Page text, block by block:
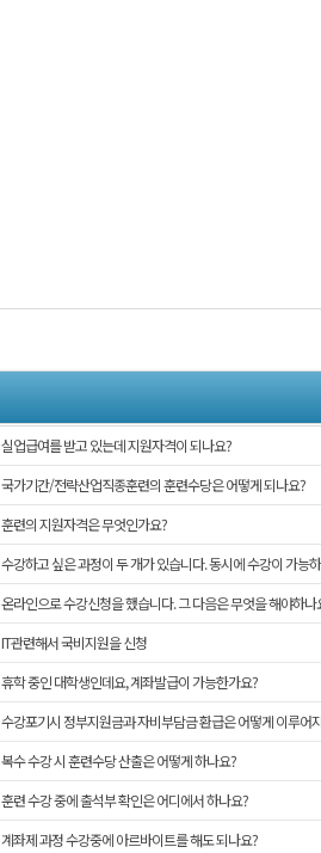
실업급여를 받고 있는데 지원자격이 되나요?
국가기간/전략산업직종훈련의 훈련수당은 어떻게 되나요?
훈련의 지원자격은 무엇인가요?
수강하고 싶은 과정이 두 개가 있습니다. 동시에 수강이 가능
온라인으로 수강신청을 했습니다. 그 다음은 무엇을 해야하나
IT관련해서 국비지원을 신청
휴학 중인 대학생인데요, 계좌발급이 가능한가요?
수강포기시 정부지원금과 자비부담금 환급은 어떻게 이루어
복수 수강 시 훈련수당 산출은 어떻게 하나요?
훈련 수강 중에 출석부 확인은 어디에서 하나요?
계좌제 과정 수강중에 아르바이트를 해도 되나요?